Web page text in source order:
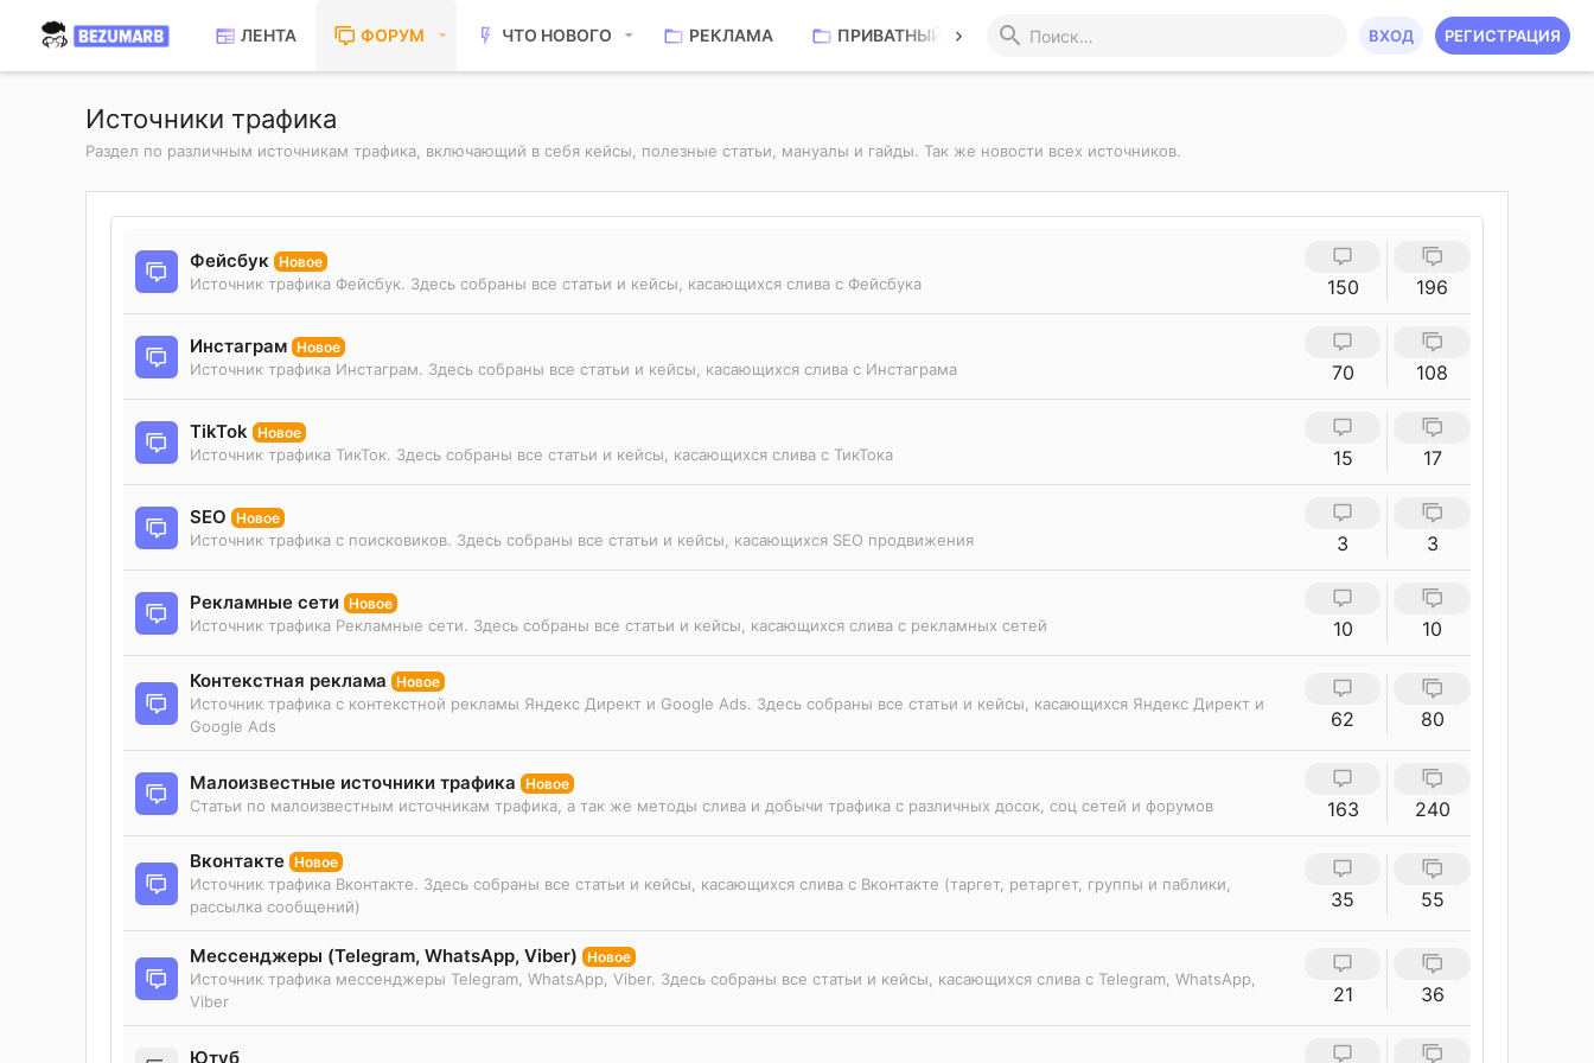
ЛЕНТА ФОРУМ ЧТО НОВОГО РЕКЛАМА ПРИВАТНЫЙ РАЗДЕЛ ВХОД РЕГИСТРАЦИЯ
Источники трафика
Раздел по различным источникам трафика, включающий в себя кейсы, полезные статьи, мануалы и гайды. Так же новости всех источников.
Фейсбук Новое
Источник трафика Фейсбук. Здесь собраны все статьи и кейсы, касающихся слива с Фейсбука 150 196
Инстаграм Новое
Источник трафика Инстаграм. Здесь собраны все статьи и кейсы, касающихся слива с Инстаграма 70 108
TikTok Новое
Источник трафика ТикТок. Здесь собраны все статьи и кейсы, касающихся слива с ТикТока 15 17
SEO Новое
Источник трафика с поисковиков. Здесь собраны все статьи и кейсы, касающихся SEO продвижения 3 3
Рекламные сети Новое
Источник трафика Рекламные сети. Здесь собраны все статьи и кейсы, касающихся слива с рекламных сетей 10 10
Контекстная реклама Новое
Источник трафика с контекстной рекламы Яндекс Директ и Google Ads. Здесь собраны все статьи и кейсы, касающихся Яндекс Директ и
Google Ads
62 80
Малоизвестные источники трафика Новое
Статьи по малоизвестным источникам трафика, а так же методы слива и добычи трафика с различных досок, соц сетей и форумов 163 240
Вконтакте Новое
Источник трафика Вконтакте. Здесь собраны все статьи и кейсы, касающихся слива с Вконтакте (таргет, ретаргет, группы и паблики,
рассылка сообщений)
35 55
Мессенджеры (Telegram, WhatsApp, Viber) Новое
Источник трафика мессенджеры Telegram, WhatsApp, Viber. Здесь собраны все статьи и кейсы, касающихся слива с Telegram, WhatsApp,
Viber
21 36
Ютуб